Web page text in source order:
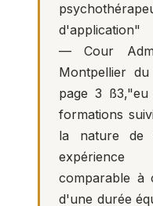
d'application"
— Cour
Montpellier
page 3
formations
la nature de
comparable à
d'une durée